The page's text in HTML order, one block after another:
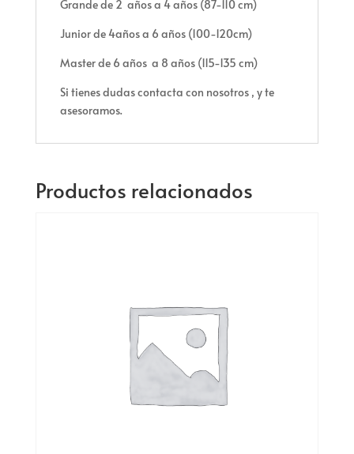
Grande de 2 años a 4 años (87-110 cm)
Junior de 4años a 6 años (100-120cm)
Master de 6 años a 8 años (115-135 cm)
Si tienes dudas contacta con nosotros , y te
asesoramos.
Productos relacionados